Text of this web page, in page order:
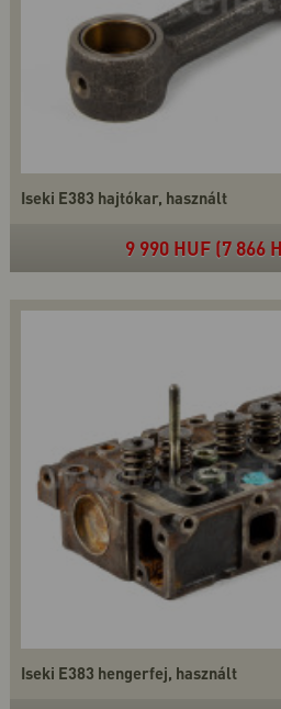
Iseki E383 hajtókar, használt
9 990 HUF (7 866
Iseki E383 hengerfej, használt